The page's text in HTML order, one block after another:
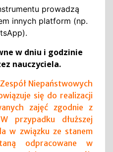
prowadzą
innych platform (np.
w dniu i godzinie
nauczyciela.
Niepaństwowych
się do realizacji
zajęć zgodnie z
przypadku dłuższej
w związku ze stanem
odpracowane w